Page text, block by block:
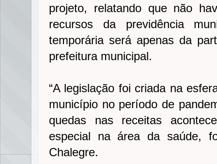
projeto, relatando que não
recursos da previdência
temporária será apenas da
prefeitura municipal.
“A legislação foi criada na
município no período de
quedas nas receitas
especial na área da saúde,
Chalegre.